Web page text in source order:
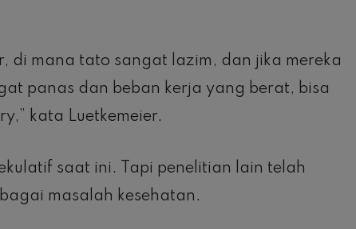
di mana tato sangat lazim, dan jika mereka
panas dan beban kerja yang berat, bisa
kata Luetkemeier.
saat ini. Tapi penelitian lain telah
masalah kesehatan.